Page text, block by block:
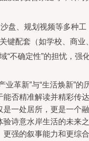
盘、规划视频等多种工
键配套（如学校、商业
“不确定性”的担忧，强
革新”与“生活焕新”的
能否精准解读并精彩传达
是一处居所，更是一个融
验诗意水岸生活的未来之
更强的叙事能力和更综合